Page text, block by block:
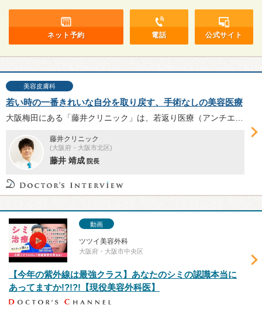
ネット予約 電話 公式サイト
美容皮膚科
若い時の一番きれいな自分を取り戻す、手術なしの美容医療
藤井クリニック
(大阪府・大阪市北区)
藤井 靖成 院長
動画
ツツイ美容外科
大阪府・大阪市中央区
【今年の紫外線は最強クラス】あなたのシミの認識本当に
あってますか!?!?!【現役美容外科医】